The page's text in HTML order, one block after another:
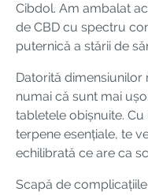
Cibdol. Am ambalat
de CBD cu spectru
puternică a stării de
Datorită
numai că sunt mai
tabletele obișnuite.
terpene esențiale, te
echilibrată ce are ca
Scapă de